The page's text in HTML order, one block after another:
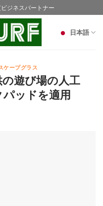
ジネスパートナー
日本語
ケープグラス
遊び場の人工
ッドを適用